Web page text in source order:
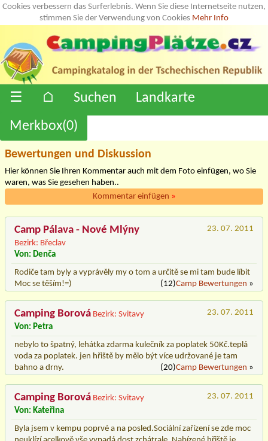
Cookies verbessern das Surferlebnis. Wenn Sie diese Internetseite nutzen,
stimmen Sie der Verwendung von Cookies Mehr Info
☰ ⌂ Suchen
Landkarte
Merkbox(0)
Bewertungen und Diskussion
Hier können Sie Ihren Kommentar auch mit dem Foto einfügen, wo Sie
waren, was Sie gesehen haben..
Kommentar einfügen »
Camp Pálava - Nové Mlýny
Bezirk: Břeclav
23. 07. 2011
Von: Denča
Rodiče tam byly a vyprávěly my o tom a určitě se mi tam bude líbit
Moc se těším!=)
(12)Camp Bewertungen »
Camping Borová Bezirk: Svitavy
23. 07. 2011
Von: Petra
nebylo to špatný, lehátka zdarma kulečník za poplatek 50Kč.teplá
voda za poplatek. jen hřiště by mělo být více udržované je tam
bahno a drny.
(20)Camp Bewertungen »
Camping Borová Bezirk: Svitavy
23. 07. 2011
Von: Kateřina
Byla jsem v kempu poprvé a na posled.Sociální zařízení se zde moc